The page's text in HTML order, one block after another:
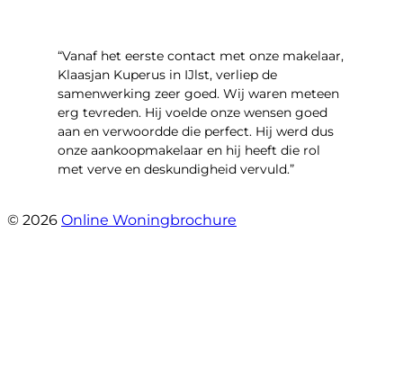
“Vanaf het eerste contact met onze makelaar,
Klaasjan Kuperus in IJlst, verliep de
samenwerking zeer goed. Wij waren meteen
erg tevreden. Hij voelde onze wensen goed
aan en verwoordde die perfect. Hij werd dus
onze aankoopmakelaar en hij heeft die rol
met verve en deskundigheid vervuld.”
© 2026 Online Woningbrochure